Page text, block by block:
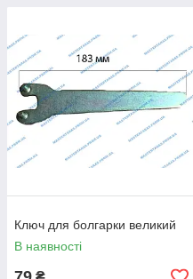
Ключ для болгарки великий
В наявності